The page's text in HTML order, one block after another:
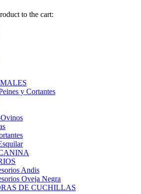
to the cart:
y Cortantes
Andis
Oveja Negra
DE CUCHILLAS